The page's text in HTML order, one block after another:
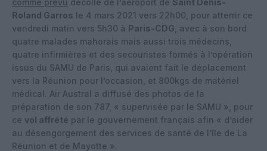
Roland Garros le 4 mars 2021 vers 22h00, pour atterrir ce
vendredi matin vers 5h30 à Paris-CDG , avec à son bord
quatre malades mahorais mais aussi trois médecins,
quatre infirmières et des secouristes formés à l’opération
issus du SAMU de Paris, qui avaient fait le déplacement
vers la Réunion pour l’occasion, et 800kgs de matériel
médical. Air Austral a diffusé des photos de la
préparation de son 787, « supervisée par le SAMU », pour
ce vol affrété par le gouvernement français afin « d’aider
au désengorgement des services de santé de l’île de La
Réunion et de Mayotte ».